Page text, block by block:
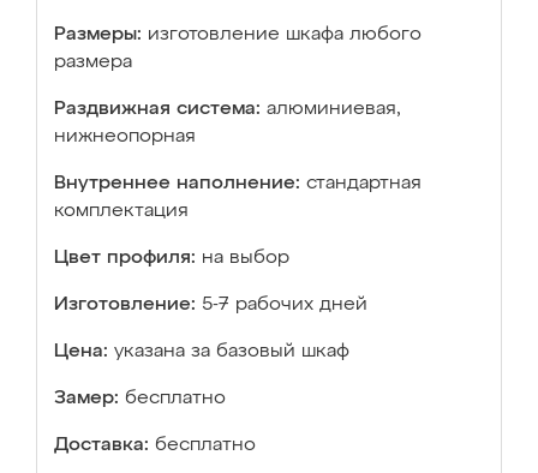
Размеры: изготовление шкафа любого
размера
Раздвижная система: алюминиевая,
нижнеопорная
Внутреннее наполнение: стандартная
комплектация
Цвет профиля: на выбор
Изготовление: 5-7 рабочих дней
Цена: указана за базовый шкаф
Замер: бесплатно
Доставка: бесплатно